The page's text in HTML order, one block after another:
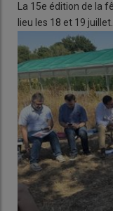
La 15e édition de la
lieu les 18 et 19